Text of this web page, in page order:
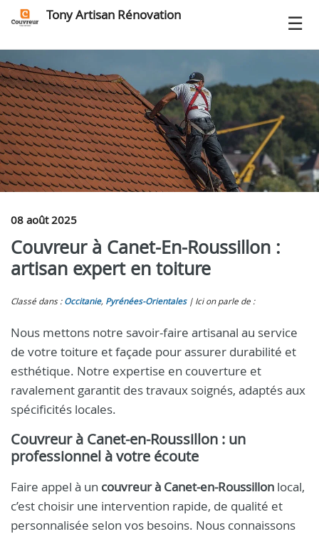
Tony Artisan Rénovation
08 août 2025
Couvreur à Canet-En-Roussillon :
artisan expert en toiture
Classé dans : Occitanie, Pyrénées-Orientales Ici on parle de :
Nous mettons notre savoir-faire artisanal au service
de votre toiture et façade pour assurer durabilité et
esthétique. Notre expertise en couverture et
ravalement garantit des travaux soignés, adaptés aux
spécificités locales.
Couvreur à Canet-en-Roussillon : un
professionnel à votre écoute
Faire appel à un couvreur à Canet-en-Roussillon local,
c’est choisir une intervention rapide, de qualité et
personnalisée selon vos besoins. Nous connaissons